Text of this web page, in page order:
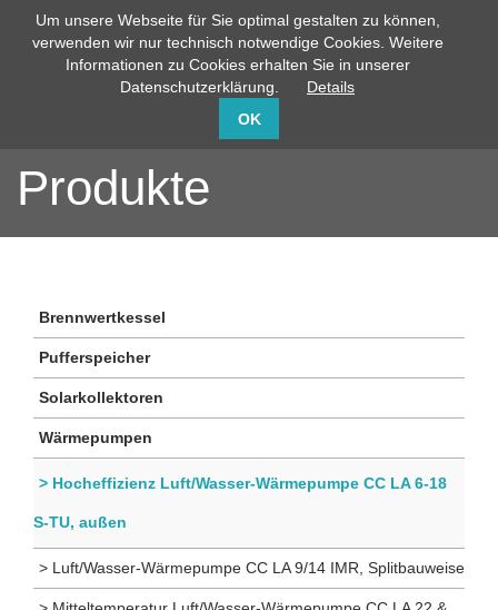
info@capito-gmbh.de 02735 / 760-0
Produkte
Brennwertkessel
Pufferspeicher
Solarkollektoren
Wärmepumpen
> Hocheffizienz Luft/Wasser-Wärmepumpe CC LA 6-18
S-TU, außen
> Luft/Wasser-Wärmepumpe CC LA 9/14 IMR, Splitbauweise
Um unsere Webseite für Sie optimal gestalten zu können,
verwenden wir nur technisch notwendige Cookies. Weitere
Informationen zu Cookies erhalten Sie in unserer
Datenschutzerklärung.
Details
OK